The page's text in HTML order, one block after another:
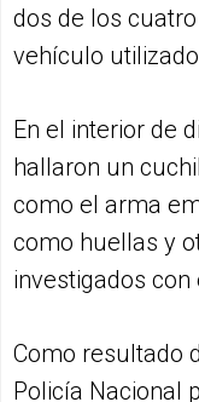
dos de los
vehículo
En el interior de
hallaron un
como el arma
como huellas y
investigados con
Como resultado
Policía Nacional